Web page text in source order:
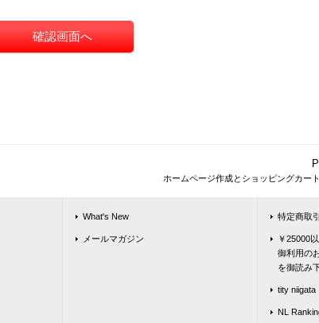
ホームページ作成とショッピングカー
What's New
メールマガジン
特定商取
￥25000
御利用の
を御読み
tity niigata
NL